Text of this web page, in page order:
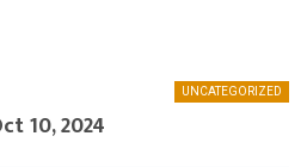
UNCATEGORIZED
10, 2024